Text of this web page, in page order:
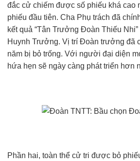
đắc cử chiếm được số phiếu khá cao
phiếu đầu tiên. Cha Phụ trách đã
kết quả “Tân Trưởng Đoàn Thiếu
Huynh Trưởng. Vị trí Đoàn trưởng đã
năm bị bỏ trống. Với người đại diện
hứa hẹn sẽ ngày càng phát triển hơn
Phần hai, toàn thể cử tri được bỏ